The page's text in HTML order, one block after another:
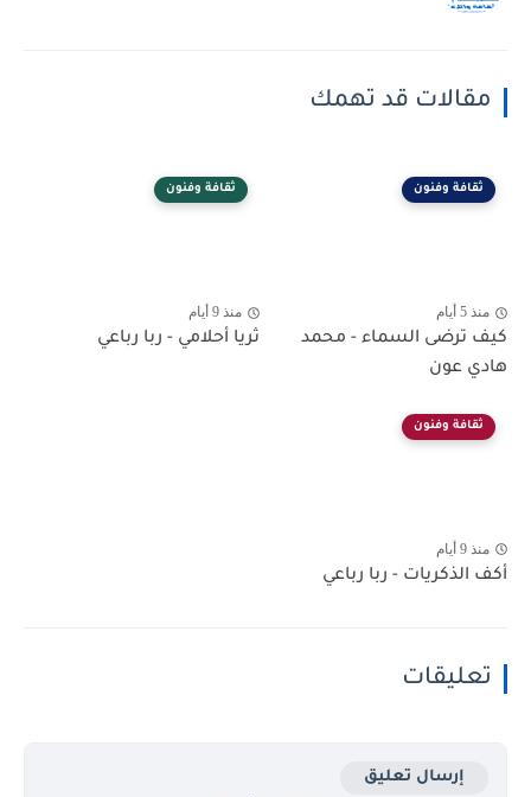
مقالات قد تهمك
ثقافة وفنون
منذ 5 أيام
كيف ترضى السماء - محمد
هادي عون
ثقافة وفنون
منذ 9 أيام
ثريا أحلامي - ربا رباعي
ثقافة وفنون
منذ 9 أيام
أكف الذكريات - ربا رباعي
تعليقات
إرسال تعليق